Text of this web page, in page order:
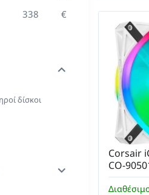
€
δίσκοι
Corsair
CO-
Pack